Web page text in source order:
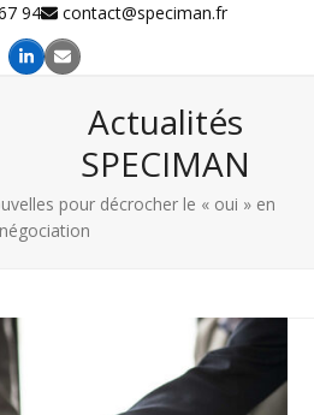
94 contact@speciman.fr
Actualités
SPECIMAN
pour décrocher le « oui » en
négociation